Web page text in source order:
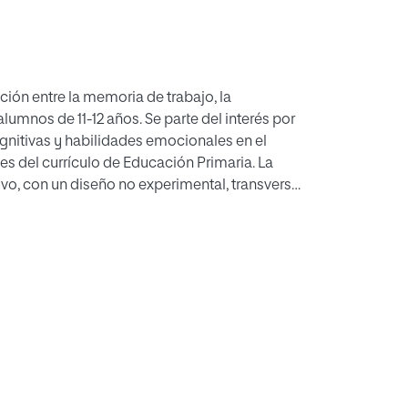
entre la memoria de trabajo, la
de 11-12 años. Se parte del interés por
y habilidades emocionales en el
del currículo de Educación Primaria. La
con un diseño no experimental, transversal
así como la obtención de
y Ciencias. La muestra está
Primaria, seleccionados mediante un
de trabajo y la inteligencia
variables sobre el rendimiento académico.